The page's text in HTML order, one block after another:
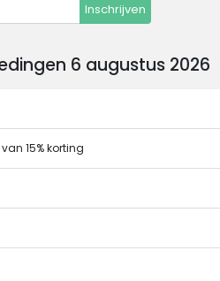
Inschrijven
6 augustus 2026
15% korting